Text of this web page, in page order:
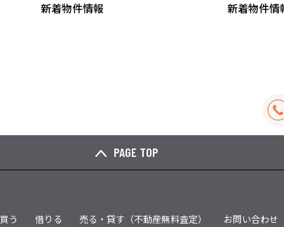
新着物件情報 新着物件情
PAGE TOP
買う 借りる 売る・貸す（不動産無料査定） お問い合わせ